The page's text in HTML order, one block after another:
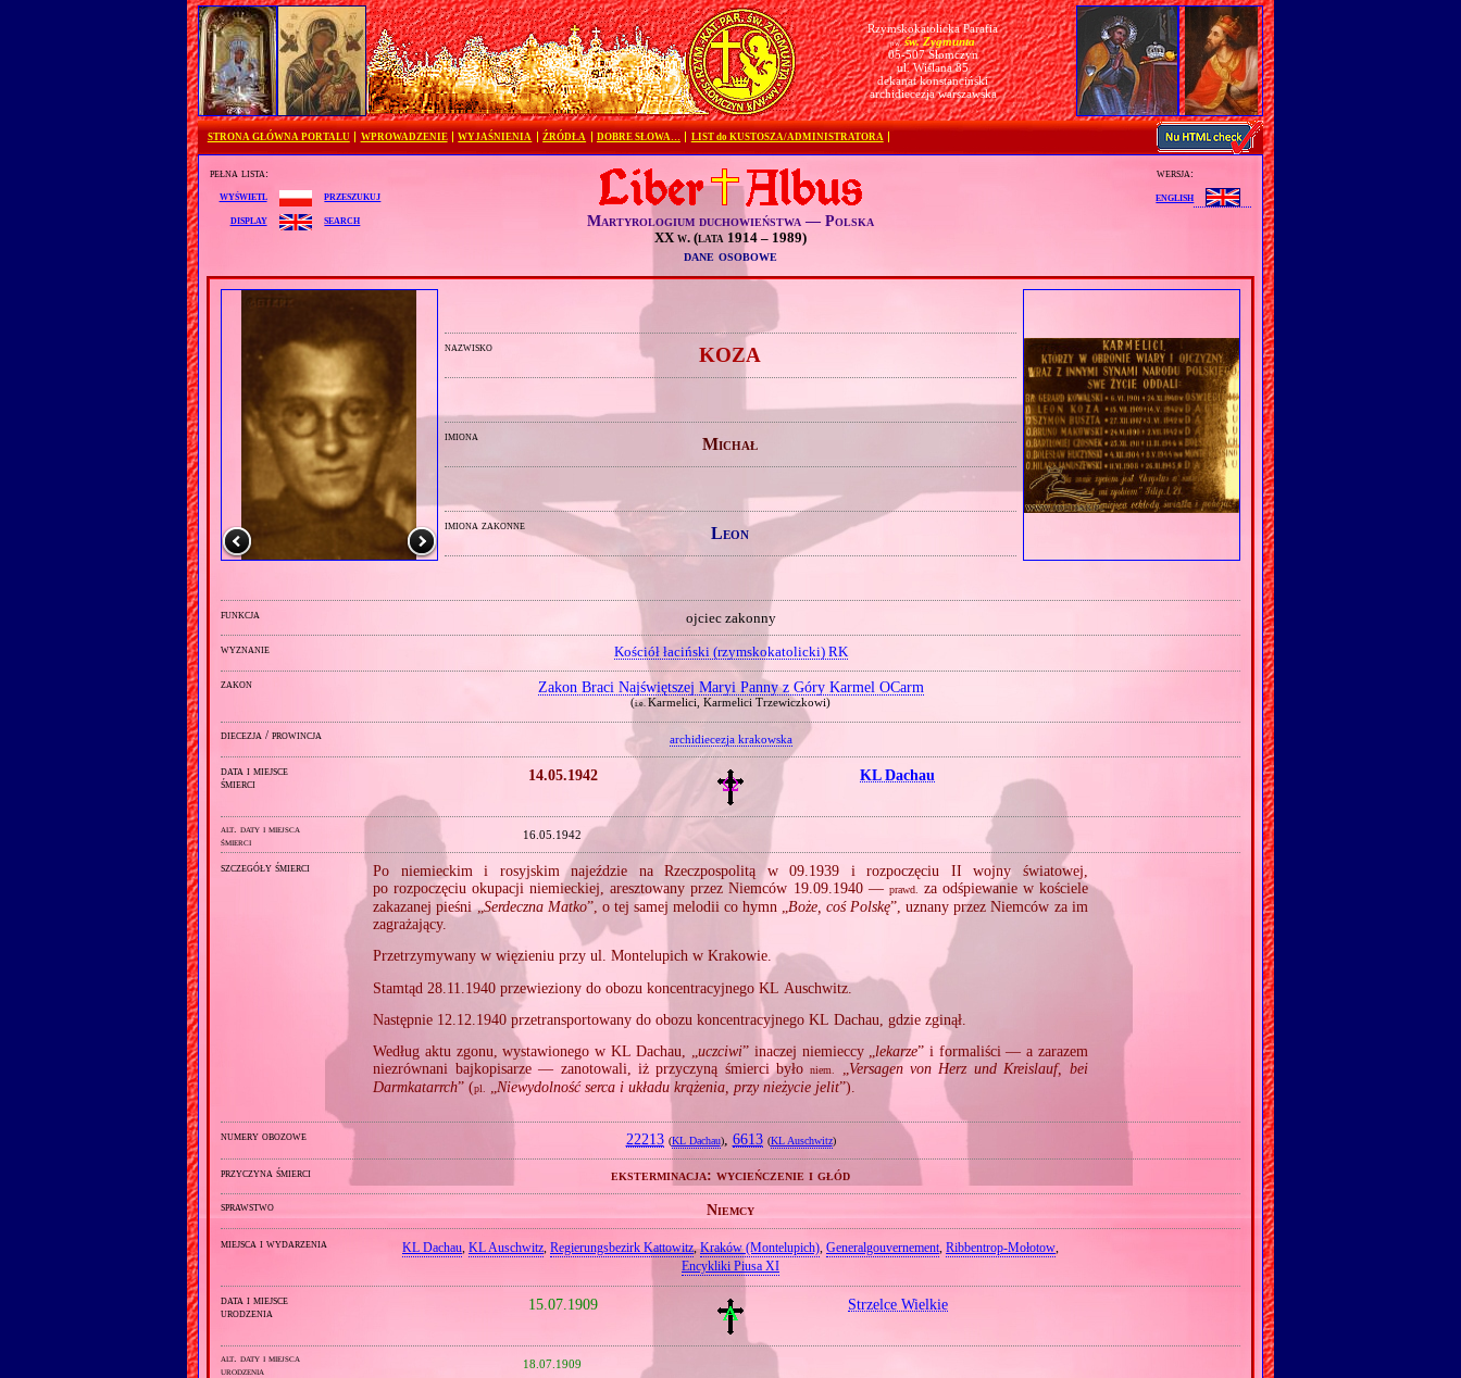
Rzymskokatolicka Parafia
pw.św. Zygmunta
05-507 Słomczyn
ul. Wiślana 85
dekanat konstanciński
archidiecezja warszawska
STRONA GŁÓWNA PORTALU WPROWADZENIE WYJAŚNIENIA ŹRÓDŁA DOBRE SŁOWA… LIST do KUSTOSZA/ADMINISTRATORA
pełna lista:
wyświetl
przeszukuj
display
search Martyrologium duchowieństwa — Polska
XX w. (lata 1914 – 1989)
dane osobowe
wersja:
english
nazwisko KOZA
imiona Michał
imiona zakonne Leon
funkcja ojciec zakonny
wyznanie Kościół łaciński (rzymskokatolicki) RK
zakon Zakon Braci Najświętszej Maryi Panny z Góry Karmel OCarm
(i.e. Karmelici, Karmelici Trzewiczkowi)
diecezja / prowincja archidiecezja krakowska
data i miejsce
śmierci
14.05.1942 KL Dachau
alt. daty i miejsca
śmierci
16.05.1942
szczegóły śmierci
Po niemieckim i rosyjskim najeździe na Rzeczpospolitą w 09.1939 i rozpoczęciu II wojny światowej,
po rozpoczęciu okupacji niemieckiej, aresztowany przez Niemców 19.09.1940 — prawd. za odśpiewanie w kościele
zakazanej pieśni „Serdeczna Matko”, o tej samej melodii co hymn „Boże, coś Polskę”, uznany przez Niemców za im
zagrażający.
Przetrzymywany w więzieniu przy ul. Montelupich w Krakowie.
Stamtąd 28.11.1940 przewieziony do obozu koncentracyjnego KL Auschwitz.
Następnie 12.12.1940 przetransportowany do obozu koncentracyjnego KL Dachau, gdzie zginął.
Według aktu zgonu, wystawionego w KL Dachau, „uczciwi” inaczej niemieccy „ lekarze” i formaliści — a zarazem
niezrównani bajkopisarze — zanotowali, iż przyczyną śmierci byłoniem.
Versagen von Herz und Kreislauf, bei
Darmkatarrch” (pl. Niewydolność serca i układu krążenia, przy nieżycie jelit”).
numery obozowe 22213 (KL Dachau), 6613 (KL Auschwitz)
przyczyna śmierci eksterminacja: wycieńczenie i głód
sprawstwo Niemcy
miejsca i wydarzenia KL Dachau, KL Auschwitz, Regierungsbezirk Kattowitz,Kraków (Montelupich), Generalgouvernement, Ribbentrop‐Mołotow,
Encykliki Piusa XI
data i miejsce
urodzenia
15.07.1909 Strzelce Wielkie
alt. daty i miejsca
urodzenia
18.07.1909